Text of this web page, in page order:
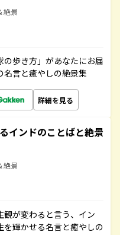
絶景
歩き方」があなたにお届
名言と癒やしの絶景集
詳細を見る
インドのことばと絶景
絶景
が変わると言う、イン
を輝かせる名言と癒やしの